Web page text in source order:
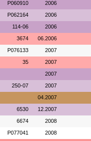
P060910 2006
P062164 2006
114-06 2006
3674 06.2006
P076133 2007
35 2007
2007
250-07 2007
04.2007
6530 12.2007
6674 2008
P077041 2008